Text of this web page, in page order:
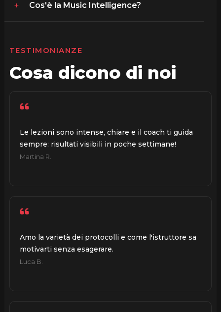
Cos'è la Music Intelligence?
TESTIMONIANZE
Cosa dicono di noi
Le lezioni sono intense, chiare e il coach ti guida
sempre: risultati visibili in poche settimane!
Martina R.
Amo la varietà dei protocolli e come l'istruttore sa
motivarti senza esagerare.
Luca B.